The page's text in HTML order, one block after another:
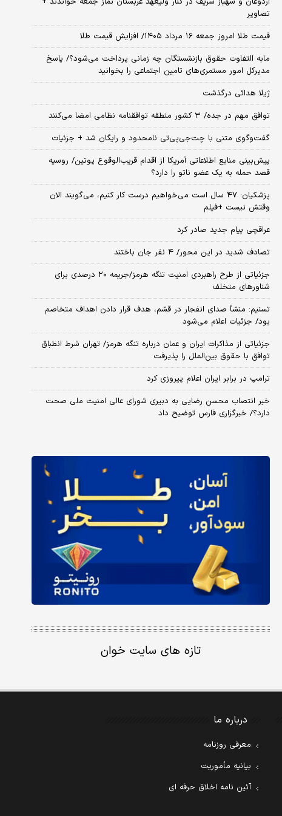
تصاویر
قیمت طلا امروز جمعه ۱۶ مرداد ۱۴۰۵/ افزایش قیمت طلا
مابه التفاوت حقوق بازنشستگان چه زمانی پرداخت می‌شود؟/ پاسخ
مدیرکل امور مستمری‌های تامین اجتماعی را بخوانید
ژیلا هدائی درگذشت
توافق مهم در جده/ ۳ کشور منطقه توافقنامه نظامی امضا می‌کنند
گفت‌وگوی متنی با چت‌جی‌پی‌تی نامحدود و رایگان شد + جزئیات
پیش‌بینی منابع اطلاعاتی آمریکا از اقدام قریب‌الوقوع پوتین/ روسیه
قصد حمله به یک عضو ناتو را دارد؟
پزشکیان: ۴۷ سال است می‌خواهیم درست کار کنیم، می‌گویند الان
وقتش نیست +فیلم
عراقچی پیام جدید صادر کرد
تصادف شدید در این محور/ ۴ نفر جان باختند
جزئیاتی از طرح راهبردی امنیت تنگه هرمز/جریمه ۲۰ درصدی برای
شناورهای متخلف
تسنیم: منشأ صدای انفجار در قشم، هدف قرار دادن اهداف متخاصم
بود/ جزئیات اعلام می‌شود
جزئیاتی از مذاکرات ایران و عمان درباره تنگه هرمز/ تهران شرط انطباق
توافق با حقوق بین‌الملل را پذیرفت
ترامپ در برابر ایران اعلام پیروزی کرد
خبر انتصاب محسن رضایی به دبیری شورای عالی امنیت ملی صحت
دارد؟/ خبرگزاری فارس توضیح داد
تازه های سایت خوان
درباره ما
معرفی روزنامه
بیانیه مأموریت
آئین نامه اخلاق حرفه ای